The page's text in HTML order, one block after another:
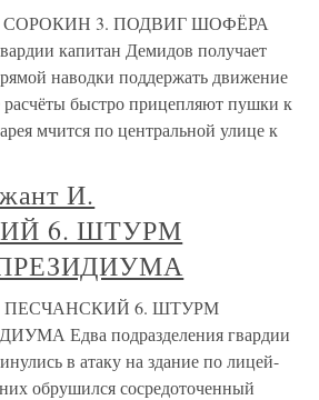
В. СОРОКИН 3. ПОДВИГ ШОФЁРА
капитан Демидов получает
наводки поддержать движение
быстро прицепляют пушки к
мчится по центральной улице к
И.
6. ШТУРМ
И. ПЕСЧАНСКИЙ 6. ШТУРМ
Едва подразделения гвардии
в атаку на здание по лицей-
обрушился сосредоточенный